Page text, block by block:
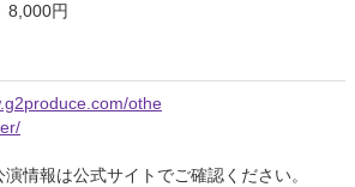
8,000円
othe
情報は公式サイトでご確認ください。